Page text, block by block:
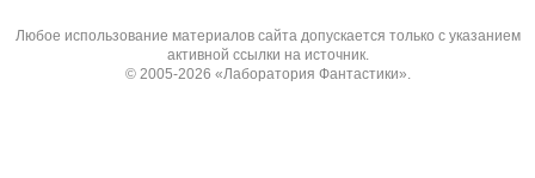
Любое использование материалов сайта допускается только с указанием
активной ссылки на источник.
© 2005-2026 «Лаборатория Фантастики».